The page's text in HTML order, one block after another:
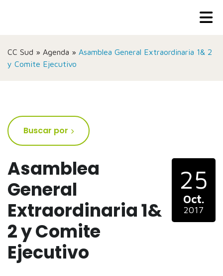
CC Sud » Agenda » Asamblea General Extraordinaria 1& 2
y Comite Ejecutivo
Asamblea
General
Extraordinaria 1&
2 y Comite
Ejecutivo
25
Oct.
2017
Buscar por